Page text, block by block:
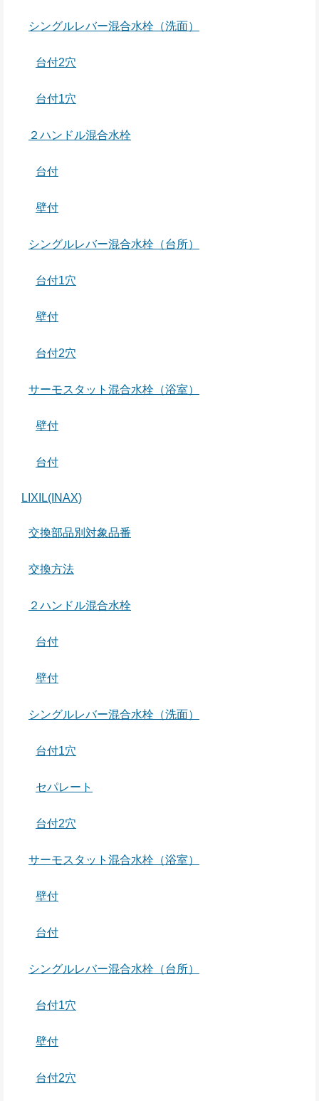
シングルレバー混合水栓（洗面）
台付2穴
台付1穴
２ハンドル混合水栓
台付
壁付
シングルレバー混合水栓（台所）
台付1穴
壁付
台付2穴
サーモスタット混合水栓（浴室）
壁付
台付
LIXIL(INAX)
交換部品別対象品番
交換方法
２ハンドル混合水栓
台付
壁付
シングルレバー混合水栓（洗面）
台付1穴
セパレート
台付2穴
サーモスタット混合水栓（浴室）
壁付
台付
シングルレバー混合水栓（台所）
台付1穴
壁付
台付2穴